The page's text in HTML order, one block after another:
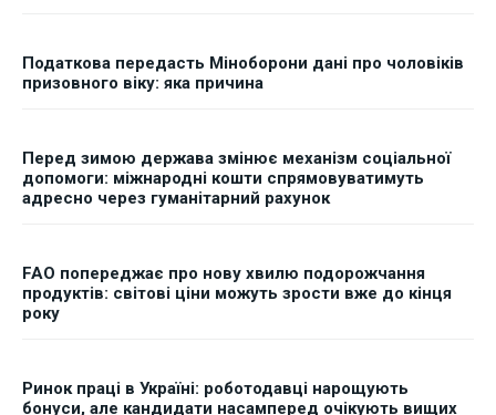
Податкова передасть Міноборони дані про чоловіків
призовного віку: яка причина
Перед зимою держава змінює механізм соціальної
допомоги: міжнародні кошти спрямовуватимуть
адресно через гуманітарний рахунок
FAO попереджає про нову хвилю подорожчання
продуктів: світові ціни можуть зрости вже до кінця
року
Ринок праці в Україні: роботодавці нарощують
бонуси, але кандидати насамперед очікують вищих